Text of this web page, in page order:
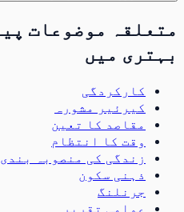
متعلقہ موضوعات
بہتری میں
کارکردگی
کیرئیر مشورہ
مقاصد کا تعین
وقت کا انتظام
زندگی کی منصوبہ بندی
ذہنی سکون
جرنلنگ